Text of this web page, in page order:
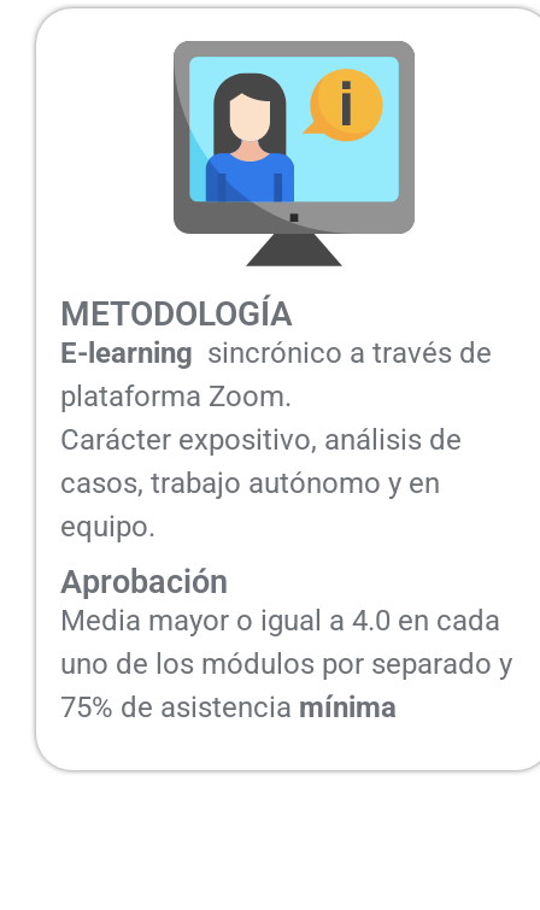
METODOLOGÍA
E-learning sincrónico a través de
plataforma Zoom.
Carácter expositivo, análisis de
casos, trabajo autónomo y en
equipo.
Aprobación
Media mayor o igual a 4.0 en cada
uno de los módulos por separado y
75% de asistencia mínima